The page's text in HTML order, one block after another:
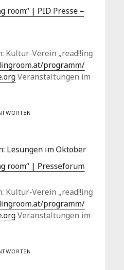
room“ | PID Presse –
Kultur-Verein „read!!ing
programm/
Veranstaltungen im
Lesungen im Oktober
room“ | Presseforum
Kultur-Verein „read!!ing
programm/
Veranstaltungen im